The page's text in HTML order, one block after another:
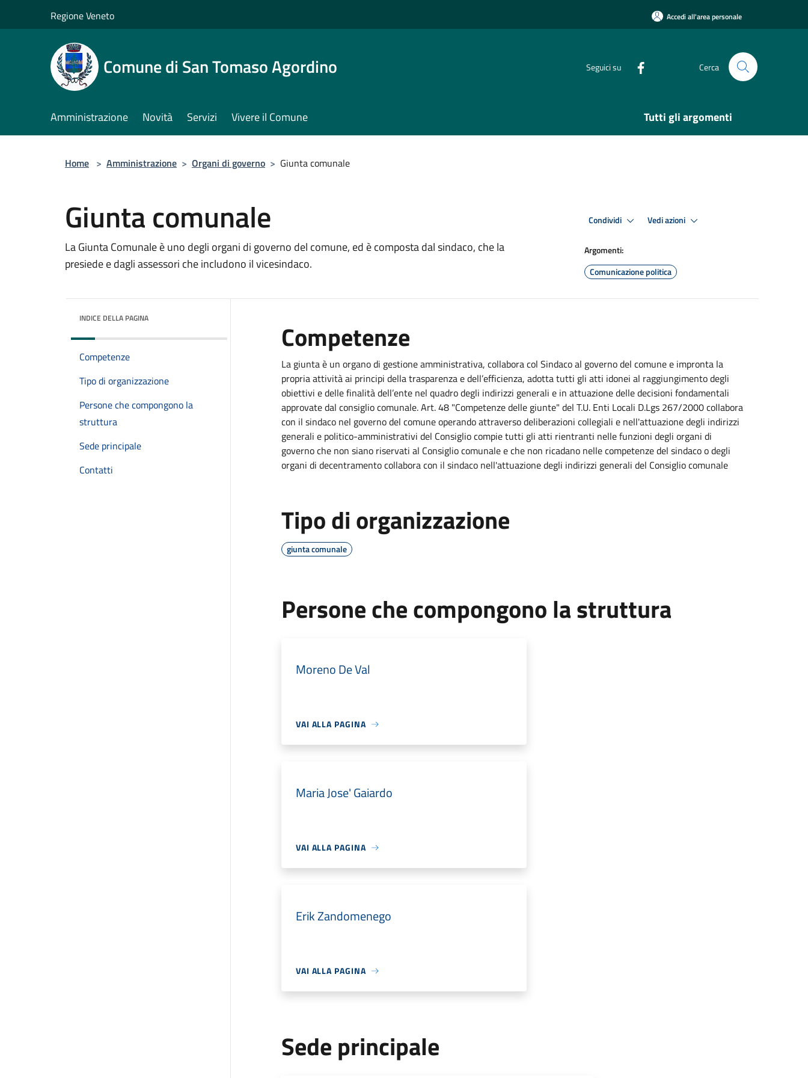
Regione Veneto Accedi all'area personale
Comune di San Tomaso Agordino Seguici su Cerca
Amministrazione Novità Servizi Vivere il Comune Tutti gli argomenti
Home > Amministrazione > Organi di governo > Giunta comunale
Giunta comunale
La Giunta Comunale è uno degli organi di governo del comune, ed è composta dal sindaco, che la
presiede e dagli assessori che includono il vicesindaco.
Condividi Vedi azioni
Argomenti:
Comunicazione politica
INDICE DELLA PAGINA
Competenze
Tipo di organizzazione
Persone che compongono la
struttura
Sede principale
Contatti
Competenze
La giunta è un organo di gestione amministrativa, collabora col Sindaco al governo del comune e impronta la
propria attività ai principi della trasparenza e dell’efficienza, adotta tutti gli atti idonei al raggiungimento degli
obiettivi e delle finalità dell’ente nel quadro degli indirizzi generali e in attuazione delle decisioni fondamentali
approvate dal consiglio comunale. Art. 48 "Competenze delle giunte" del T.U. Enti Locali D.Lgs 267/2000 collabora
con il sindaco nel governo del comune operando attraverso deliberazioni collegiali e nell'attuazione degli indirizzi
generali e politico-amministrativi del Consiglio compie tutti gli atti rientranti nelle funzioni degli organi di
governo che non siano riservati al Consiglio comunale e che non ricadano nelle competenze del sindaco o degli
organi di decentramento collabora con il sindaco nell'attuazione degli indirizzi generali del Consiglio comunale
Tipo di organizzazione
giunta comunale
Persone che compongono la struttura
Moreno De Val
VAI ALLA PAGINA
Maria Jose' Gaiardo
VAI ALLA PAGINA
Erik Zandomenego
VAI ALLA PAGINA
Sede principale